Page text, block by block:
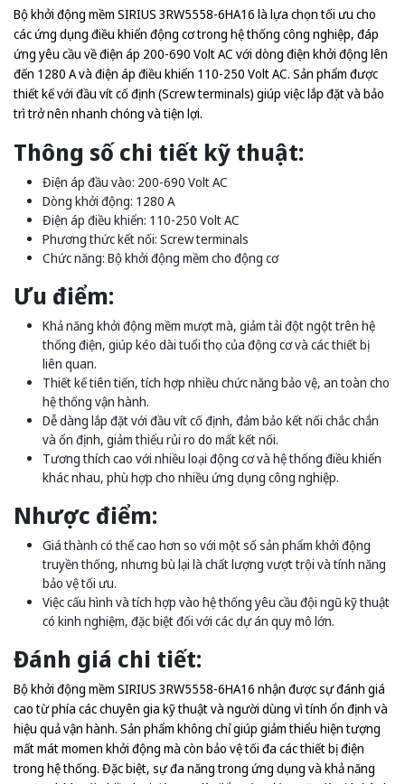
Bộ khởi động mềm SIRIUS 3RW5558-6HA16 là lựa chọn tối ưu cho
các ứng dụng điều khiển động cơ trong hệ thống công nghiệp, đáp
ứng yêu cầu về điện áp 200-690 Volt AC với dòng điện khởi động lên
đến 1280 A và điện áp điều khiển 110-250 Volt AC. Sản phẩm được
thiết kế với đầu vít cố định (Screw terminals) giúp việc lắp đặt và bảo
trì trở nên nhanh chóng và tiện lợi.
Thông số chi tiết kỹ thuật:
Điện áp đầu vào: 200-690 Volt AC
Dòng khởi động: 1280 A
Điện áp điều khiển: 110-250 Volt AC
Phương thức kết nối: Screw terminals
Chức năng: Bộ khởi động mềm cho động cơ
Ưu điểm:
Khả năng khởi động mềm mượt mà, giảm tải đột ngột trên hệ
thống điện, giúp kéo dài tuổi thọ của động cơ và các thiết bị
liên quan.
Thiết kế tiên tiến, tích hợp nhiều chức năng bảo vệ, an toàn cho
hệ thống vận hành.
Dễ dàng lắp đặt với đầu vít cố định, đảm bảo kết nối chắc chắn
và ổn định, giảm thiểu rủi ro do mất kết nối.
Tương thích cao với nhiều loại động cơ và hệ thống điều khiển
khác nhau, phù hợp cho nhiều ứng dụng công nghiệp.
Nhược điểm:
Giá thành có thể cao hơn so với một số sản phẩm khởi động
truyền thống, nhưng bù lại là chất lượng vượt trội và tính năng
bảo vệ tối ưu.
Việc cấu hình và tích hợp vào hệ thống yêu cầu đội ngũ kỹ thuật
có kinh nghiệm, đặc biệt đối với các dự án quy mô lớn.
Đánh giá chi tiết:
Bộ khởi động mềm SIRIUS 3RW5558-6HA16 nhận được sự đánh giá
cao từ phía các chuyên gia kỹ thuật và người dùng vì tính ổn định và
hiệu quả vận hành. Sản phẩm không chỉ giúp giảm thiểu hiện tượng
mất mát momen khởi động mà còn bảo vệ tối đa các thiết bị điện
trong hệ thống. Đặc biệt, sự đa năng trong ứng dụng và khả năng